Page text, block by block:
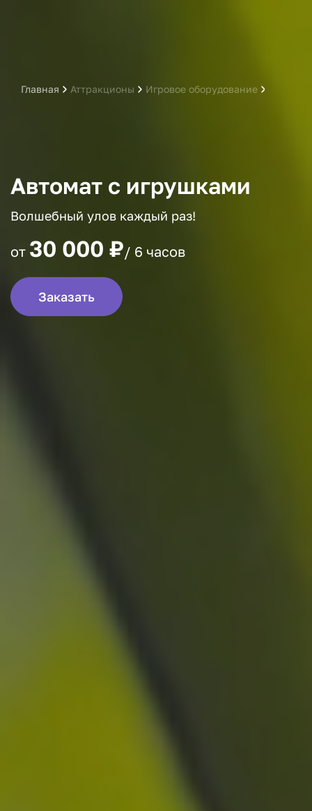
Главная Аттракционы Игровое оборудование
Автомат с игрушками
Волшебный улов каждый раз!
от 30 000 ₽/ 6 часов
Заказать